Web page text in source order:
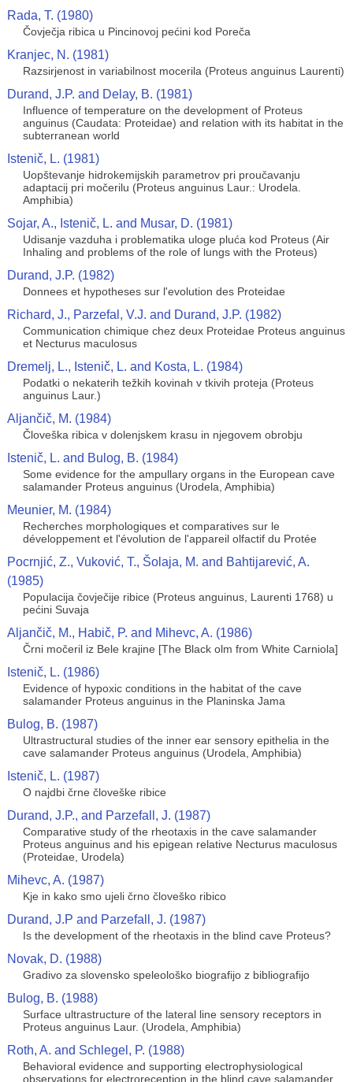
Rada, T. (1980)
Čovječja ribica u Pincinovoj pećini kod Poreča
Kranjec, N. (1981)
Razsirjenost in variabilnost mocerila (Proteus anguinus Laurenti)
Durand, J.P. and Delay, B. (1981)
Influence of temperature on the development of Proteus
anguinus (Caudata: Proteidae) and relation with its habitat in the
subterranean world
Istenič, L. (1981)
Uopštevanje hidrokemijskih parametrov pri proučavanju
adaptacij pri močerilu (Proteus anguinus Laur.: Urodela.
Amphibia)
Sojar, A., Istenič, L. and Musar, D. (1981)
Udisanje vazduha i problematika uloge pluća kod Proteus (Air
Inhaling and problems of the role of lungs with the Proteus)
Durand, J.P. (1982)
Donnees et hypotheses sur l'evolution des Proteidae
Richard, J., Parzefal, V.J. and Durand, J.P. (1982)
Communication chimique chez deux Proteidae Proteus anguinus
et Necturus maculosus
Dremelj, L., Istenič, L. and Kosta, L. (1984)
Podatki o nekaterih težkih kovinah v tkivih proteja (Proteus
anguinus Laur.)
Aljančič, M. (1984)
Človeška ribica v dolenjskem krasu in njegovem obrobju
Istenič, L. and Bulog, B. (1984)
Some evidence for the ampullary organs in the European cave
salamander Proteus anguinus (Urodela, Amphibia)
Meunier, M. (1984)
Recherches morphologiques et comparatives sur le
développement et l'évolution de l'appareil olfactif du Protée
Pocrnjić, Z., Vuković, T., Šolaja, M. and Bahtijarević, A.
(1985)
Populacija čovječije ribice (Proteus anguinus, Laurenti 1768) u
pećini Suvaja
Aljančič, M., Habič, P. and Mihevc, A. (1986)
Črni močeril iz Bele krajine [The Black olm from White Carniola]
Istenič, L. (1986)
Evidence of hypoxic conditions in the habitat of the cave
salamander Proteus anguinus in the Planinska Jama
Bulog, B. (1987)
Ultrastructural studies of the inner ear sensory epithelia in the
cave salamander Proteus anguinus (Urodela, Amphibia)
Istenič, L. (1987)
O najdbi črne človeške ribice
Durand, J.P., and Parzefall, J. (1987)
Comparative study of the rheotaxis in the cave salamander
Proteus anguinus and his epigean relative Necturus maculosus
(Proteidae, Urodela)
Mihevc, A. (1987)
Kje in kako smo ujeli črno človeško ribico
Durand, J.P and Parzefall, J. (1987)
Is the development of the rheotaxis in the blind cave Proteus?
Novak, D. (1988)
Gradivo za slovensko speleološko biografijo z bibliografijo
Bulog, B. (1988)
Surface ultrastructure of the lateral line sensory receptors in
Proteus anguinus Laur. (Urodela, Amphibia)
Roth, A. and Schlegel, P. (1988)
Behavioral evidence and supporting electrophysiological
observations for electroreception in the blind cave salamander,